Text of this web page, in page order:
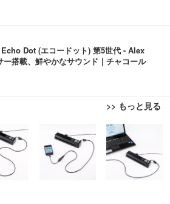
Dot (エコードット) 第5世代 - Alex
ー搭載、鮮やかなサウンド｜チャコール
>> もっと見る
オフィスチェア 椅子 テレワーク 疲れな
げ式アームレスト コンパクト 約105度ロッ
事務椅子 360度回転 座面昇降 強化ナイロ
ース 通気性メッシュ 在宅ワーク H-WY01
+黒足)
ネス向けプレミアムモニター | FlexScan
WT | 31.5型4K UHD・USB Type-C・ホワ
ーシック ペットシーツ 薄型 レギュラー 1
無香料 ホワイト 300枚